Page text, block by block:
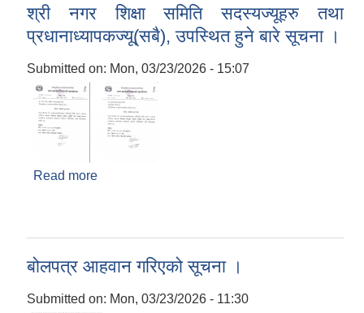
श्री नगर शिक्षा समिति सदस्यज्यूहरु तथा
प्रधानाध्यापकज्यू(सबै), उपस्थित हुने बारे सूचना ।
Submitted on: Mon, 03/23/2026 - 15:07
Read more
बोलपत्र आहवान गरिएको सूचना ।
Submitted on: Mon, 03/23/2026 - 11:30